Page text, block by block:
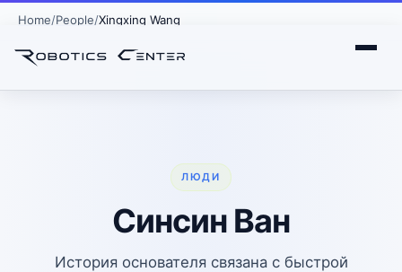
Home People Xingxing Wang
ЛЮДИ
Синсин Ван
История основателя связана с быстрой